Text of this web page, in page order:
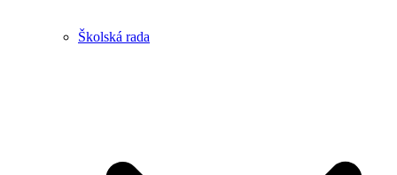
Školská rada